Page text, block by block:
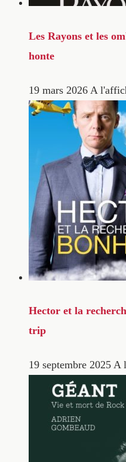
Les Rayons et les
honte
19 mars 2026 A
Hector et la
trip
19 septembre 2025 A